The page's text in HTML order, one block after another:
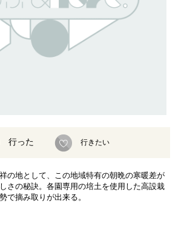
行った 行きたい
の地として、この地域特有の朝晩の寒暖差が
さの秘訣。各園専用の培土を使用した高設栽
で摘み取りが出来る。